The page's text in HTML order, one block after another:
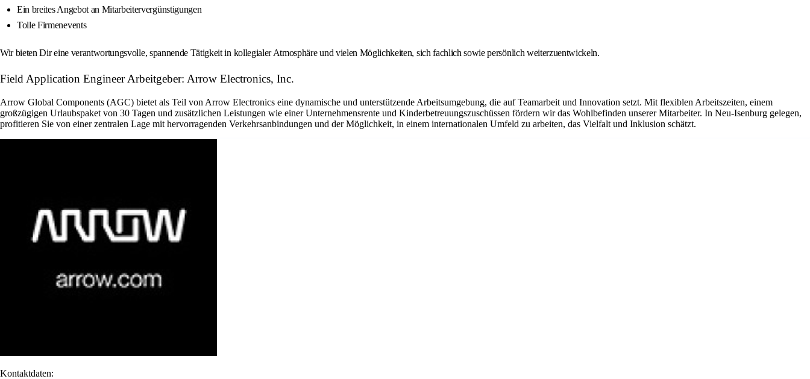
Ein breites Angebot an Mitarbeitervergünstigungen
Tolle Firmenevents
Wir bieten Dir eine verantwortungsvolle, spannende Tätigkeit in kollegialer Atmosphäre und vielen Möglichkeiten, sich fachlich sowie persönlich weiterzuentwickeln.
Field Application Engineer Arbeitgeber: Arrow Electronics, Inc.
Arrow Global Components (AGC) bietet als Teil von Arrow Electronics eine dynamische und unterstützende Arbeitsumgebung, die auf Teamarbeit und Innovation setzt. Mit flexiblen Arbeitszeiten, einem
großzügigen Urlaubspaket von 30 Tagen und zusätzlichen Leistungen wie einer Unternehmensrente und Kinderbetreuungszuschüssen fördern wir das Wohlbefinden unserer Mitarbeiter. In Neu-Isenburg gelegen,
profitieren Sie von einer zentralen Lage mit hervorragenden Verkehrsanbindungen und der Möglichkeit, in einem internationalen Umfeld zu arbeiten, das Vielfalt und Inklusion schätzt.
Kontaktdaten: